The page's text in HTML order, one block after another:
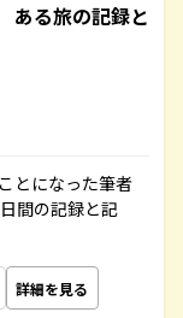
ある旅の記録と
とになった筆者
間の記録と記
詳細を見る